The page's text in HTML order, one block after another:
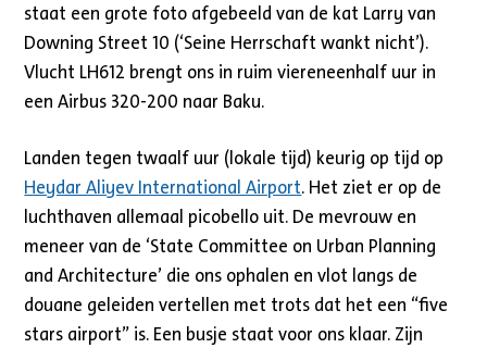
staat een grote foto afgebeeld van de kat Larry van
Downing Street 10 (‘Seine Herrschaft wankt nicht’).
Vlucht LH612 brengt ons in ruim viereneenhalf uur in
een Airbus 320-200 naar Baku.
Landen tegen twaalf uur (lokale tijd) keurig op tijd op
Heydar Aliyev International Airport. Het ziet er op de
luchthaven allemaal picobello uit. De mevrouw en
meneer van de ‘State Committee on Urban Planning
and Architecture’ die ons ophalen en vlot langs de
douane geleiden vertellen met trots dat het een “five
stars airport” is. Een busje staat voor ons klaar. Zijn